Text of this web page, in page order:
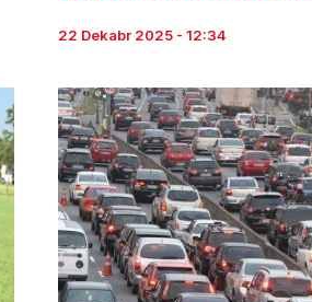
22 Dekabr 2025 - 12:34